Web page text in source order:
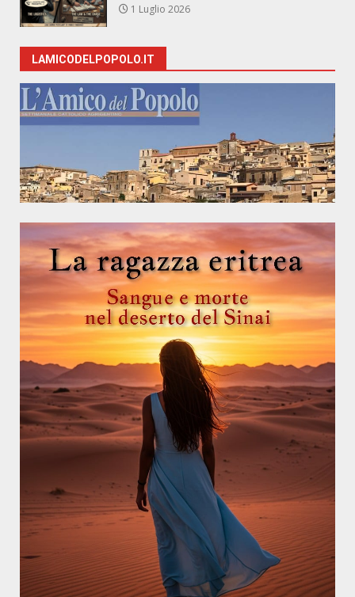
1 Luglio 2026
LAMICODELPOPOLO.IT